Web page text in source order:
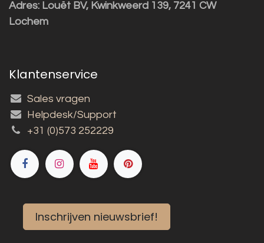
Adres: Louët BV, Kwinkweerd 139, 7241 CW
Lochem
Klantenservice
Sales vragen
Helpdesk/Support
+31 (0)573 252229
Inschrijven nieuwsbrief!